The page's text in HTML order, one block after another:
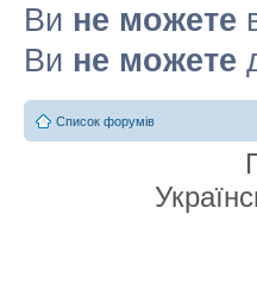
Ви не можете
Ви не можете
Список форумів